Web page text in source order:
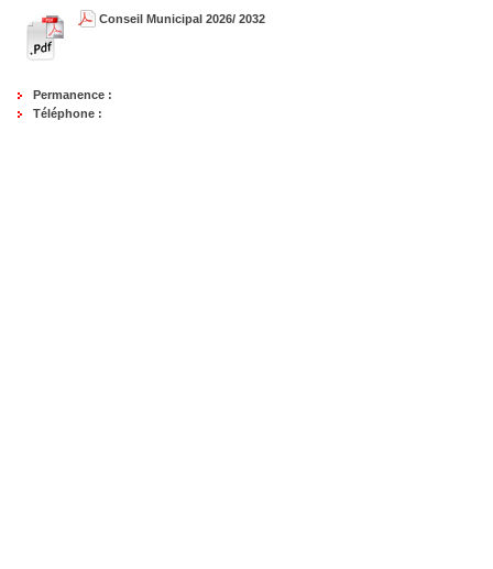
Conseil Municipal 2026/ 2032
Permanence :
Téléphone :